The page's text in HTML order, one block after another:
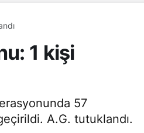
1 kişi
57
A.G. tutuklandı.